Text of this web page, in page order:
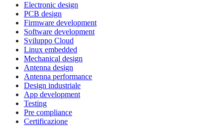
Electronic design
PCB design
Firmware development
Software development
Sviluppo Cloud
Linux embedded
Mechanical design
Antenna design
Antenna performance
Design industriale
App development
Testing
Pre compliance
Certificazione